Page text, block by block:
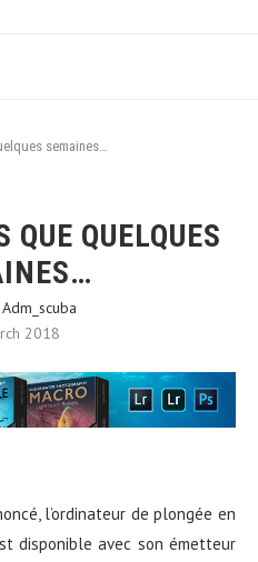
semaines…
QUELQUES
Adm_scuba
2018
l’ordinateur de plongée en
disponible avec son émetteur